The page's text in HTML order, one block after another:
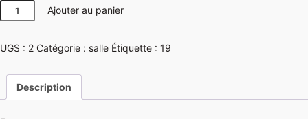
quantité
de
Vegas
Ajouter au panier
UGS : 2 Catégorie : salle Étiquette : 19
Description